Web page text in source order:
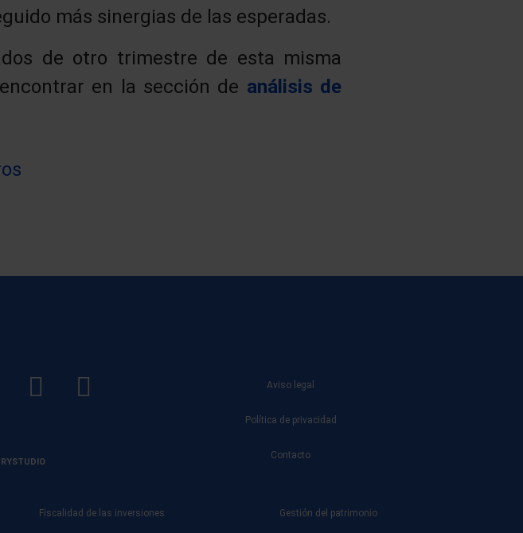
más sinergias de las esperadas.
de otro trimestre de esta misma
en la sección de análisis de
Facebook
YouTube
Aviso legal
Política de privacidad
Contacto
Fiscalidad de las inversiones Gestión del patrimonio